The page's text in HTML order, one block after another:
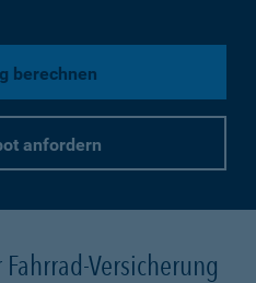
berechnen
anfordern
Versicherung